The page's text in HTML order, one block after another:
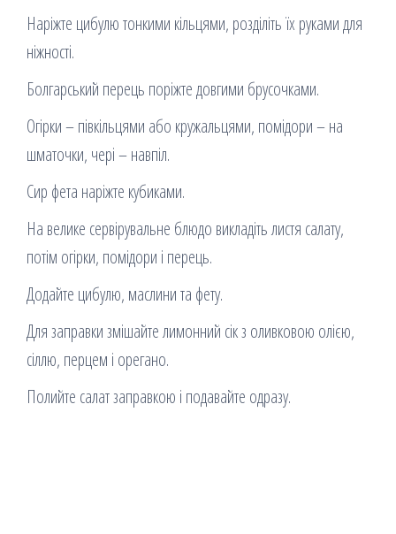
Наріжте цибулю тонкими кільцями, розділіть їх руками для
ніжності.
Болгарський перець поріжте довгими брусочками.
Огірки – півкільцями або кружальцями, помідори – на
шматочки, чері – навпіл.
Сир фета наріжте кубиками.
На велике сервірувальне блюдо викладіть листя салату,
потім огірки, помідори і перець.
Додайте цибулю, маслини та фету.
Для заправки змішайте лимонний сік з оливковою олією,
сіллю, перцем і орегано.
Полийте салат заправкою і подавайте одразу.